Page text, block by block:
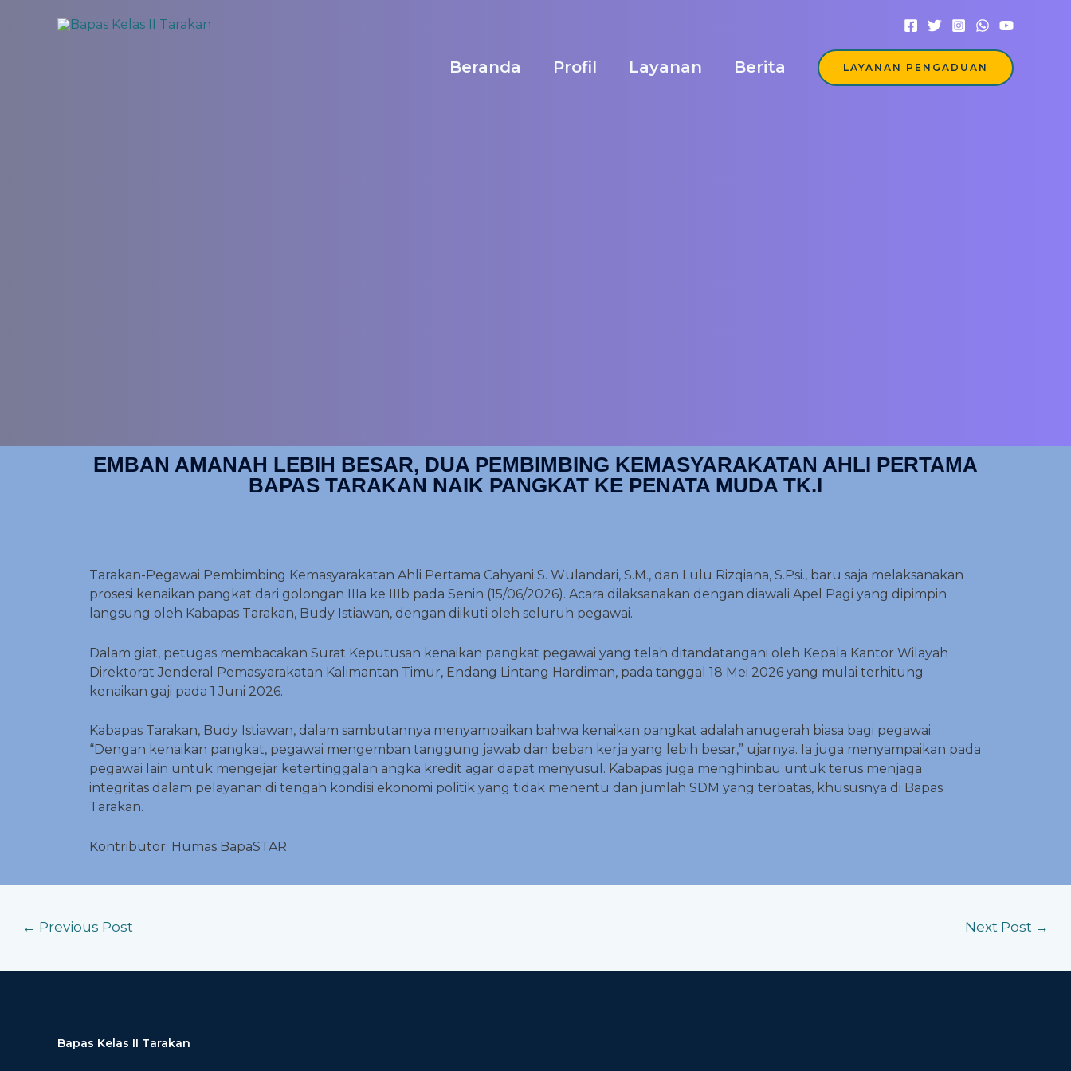
Beranda Profil Layanan Berita LAYANAN PENGADUAN
EMBAN AMANAH LEBIH BESAR, DUA PEMBIMBING KEMASYARAKATAN AHLI PERTAMA
BAPAS TARAKAN NAIK PANGKAT KE PENATA MUDA TK.I
Tarakan-Pegawai Pembimbing Kemasyarakatan Ahli Pertama Cahyani S. Wulandari, S.M., dan Lulu Rizqiana, S.Psi., baru saja melaksanakan
prosesi kenaikan pangkat dari golongan IIIa ke IIIb pada Senin (15/06/2026). Acara dilaksanakan dengan diawali Apel Pagi yang dipimpin
langsung oleh Kabapas Tarakan, Budy Istiawan, dengan diikuti oleh seluruh pegawai.
Dalam giat, petugas membacakan Surat Keputusan kenaikan pangkat pegawai yang telah ditandatangani oleh Kepala Kantor Wilayah
Direktorat Jenderal Pemasyarakatan Kalimantan Timur, Endang Lintang Hardiman, pada tanggal 18 Mei 2026 yang mulai terhitung
kenaikan gaji pada 1 Juni 2026.
Kabapas Tarakan, Budy Istiawan, dalam sambutannya menyampaikan bahwa kenaikan pangkat adalah anugerah biasa bagi pegawai.
“Dengan kenaikan pangkat, pegawai mengemban tanggung jawab dan beban kerja yang lebih besar,” ujarnya. Ia juga menyampaikan pada
pegawai lain untuk mengejar ketertinggalan angka kredit agar dapat menyusul. Kabapas juga menghinbau untuk terus menjaga
integritas dalam pelayanan di tengah kondisi ekonomi politik yang tidak menentu dan jumlah SDM yang terbatas, khususnya di Bapas
Tarakan.
Kontributor: Humas BapaSTAR
← Previous Post Next Post →
Bapas Kelas II Tarakan